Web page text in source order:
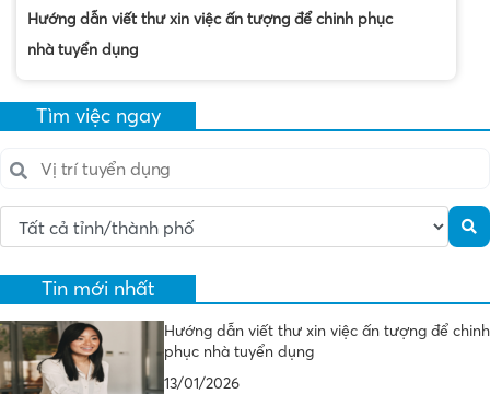
Hướng dẫn viết thư xin việc ấn tượng để chinh phục
nhà tuyển dụng
Tìm việc ngay
Tin mới nhất
Hướng dẫn viết thư xin việc ấn tượng để chinh
phục nhà tuyển dụng
13/01/2026